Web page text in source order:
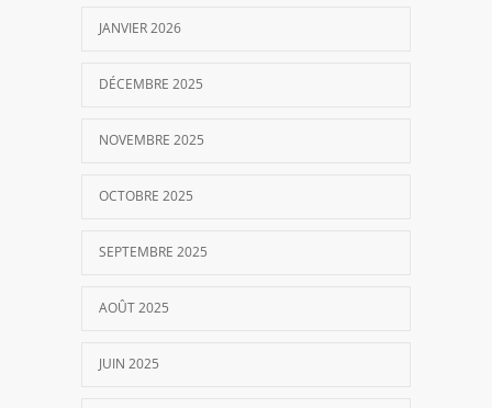
JANVIER 2026
DÉCEMBRE 2025
NOVEMBRE 2025
OCTOBRE 2025
SEPTEMBRE 2025
AOÛT 2025
JUIN 2025